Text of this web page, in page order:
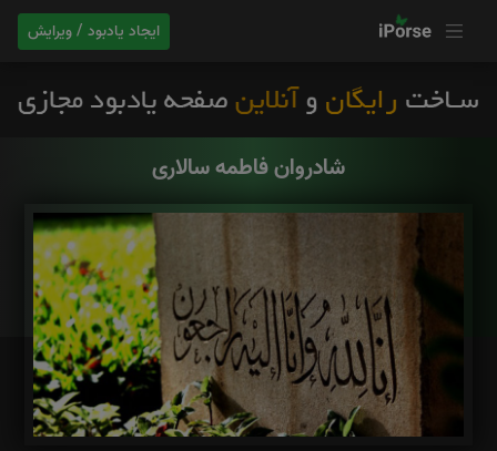
ایجاد یادبود / ویرایش
شادروان فاطمه سالاری